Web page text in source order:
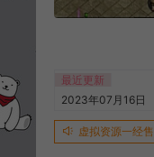
最近更新
2023年07月16日
虚拟资源一经